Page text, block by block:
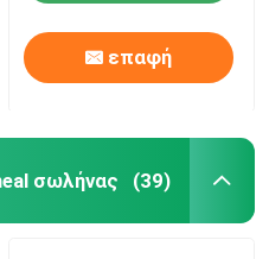
επαφή
σωλήνας (39)